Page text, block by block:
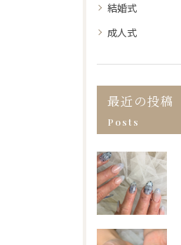
結婚式
成人式
最近の投稿
Posts